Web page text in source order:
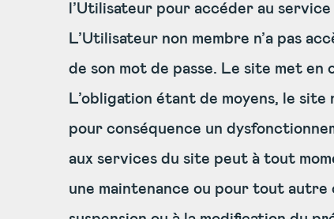
l’Utilisateur pour accéder au
L’Utilisateur non membre n’a pas
de son mot de passe. Le site met en
L’obligation étant de moyens, le
pour conséquence un
aux services du site peut à tout
une maintenance ou pour tout autre